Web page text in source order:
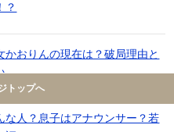
？
かおりんの現在は？破局理由と
な人？息子はアナウンサー？若
トップへ